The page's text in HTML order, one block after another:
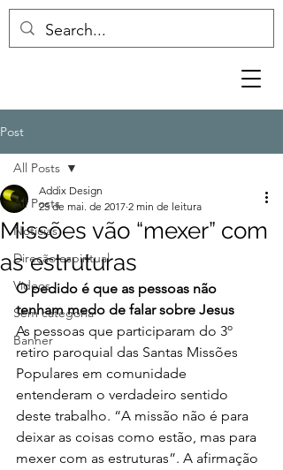
Post
All Posts
Notícias
Direção espiritual
Vídeos
Sem categoria
Banner
All Posts
Missões vão “mexer” com
as estruturas
Addix Design
25 de mai. de 2017 2 min de leitura
O pedido é que as pessoas não
tenham medo de falar sobre Jesus
As pessoas que participaram do 3º
retiro paroquial das Santas Missões
Populares em comunidade
entenderam o verdadeiro sentido
deste trabalho. “A missão não é para
deixar as coisas como estão, mas para
mexer com as estruturas”. A afirmação